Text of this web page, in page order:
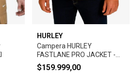
HURLEY
Campera HURLEY
FASTLANE PRO JACKET -
CAMEL
$159.999,00